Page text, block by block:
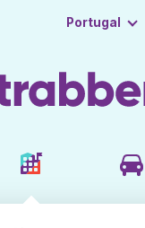
Portugal